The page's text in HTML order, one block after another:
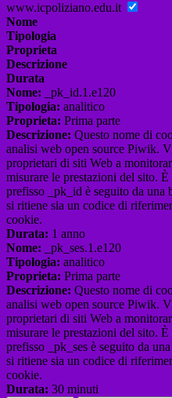
www.icpoliziano.edu.it
Nome
Tipologia
Proprieta
Descrizione
Durata
Nome: _pk_id.1.e120
Tipologia: analitico
Proprieta: Prima parte
Descrizione: Questo nome di
analisi web open source Piwik.
proprietari di siti Web a
misurare le prestazioni del sito.
prefisso _pk_id è seguito da una
si ritiene sia un codice di
cookie.
Durata: 1 anno
Nome: _pk_ses.1.e120
Tipologia: analitico
Proprieta: Prima parte
Descrizione: Questo nome di
analisi web open source Piwik.
proprietari di siti Web a
misurare le prestazioni del sito.
prefisso _pk_ses è seguito da
si ritiene sia un codice di
cookie.
Durata: 30 minuti